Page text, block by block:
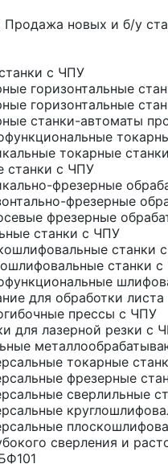
новых и б/у
с ЧПУ
горизонтальные
горизонтальные
станки-автоматы
токарные
станки с ЧПУ
фрезерные
фрезерные
фрезерные
станки с ЧПУ
станки
станки
для обработки
прессы с ЧПУ
для лазерной резки с
токарные
фрезерные
сверлильные
сверления и